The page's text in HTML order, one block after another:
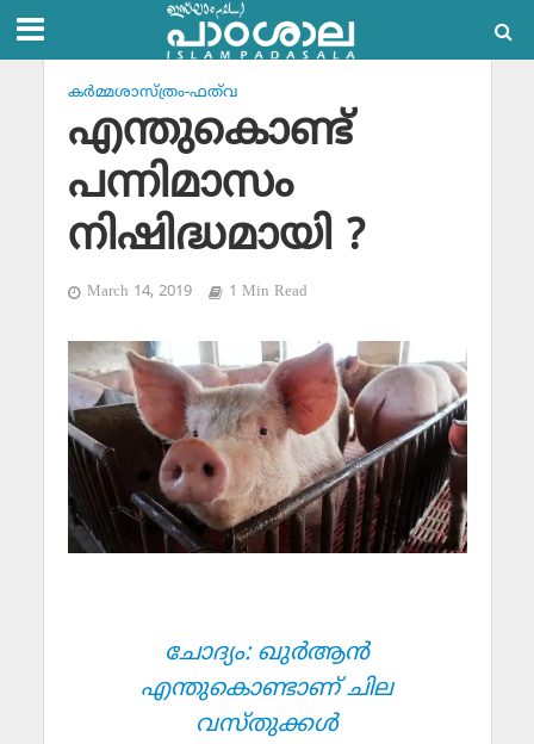
കര്‍മ്മശാസ്ത്രം-ഫത്‌വ
എന്തുകൊണ്ട്
പന്നിമാസം
നിഷിദ്ധമായി ?
March 14, 2019 1 Min Read
ചോദ്യം: ഖുര്‍ആന്‍
എന്തുകൊണ്ടാണ് ചില
വസ്തുക്കള്‍